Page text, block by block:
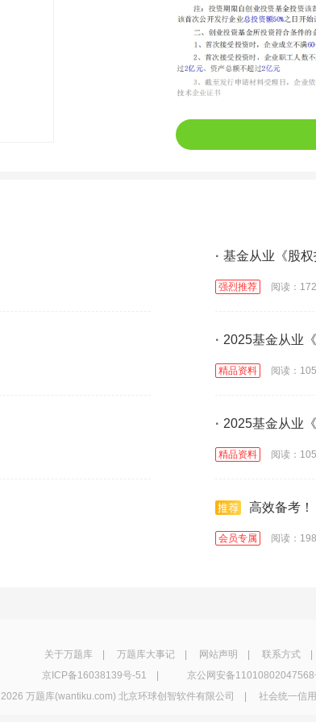
· 基金从业《股
强烈推荐 阅读：
· 2025基金从业
精品资料 阅读：
· 2025基金从业
精品资料 阅读：
高效备考
会员专属 阅读：
关于万题库| 万题库大事记| 网站声明 联系方式|
京ICP备16038139号-51
京公网安备11010802047568
2026 万题库(wantiku.com) 北京环球创智软件有限公司 | 社会统一信